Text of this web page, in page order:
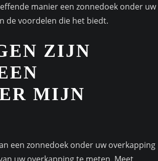
manier een zonnedoek onder uw
de voordelen die het biedt.
ZIJN
MIJN
een zonnedoek onder uw overkapping